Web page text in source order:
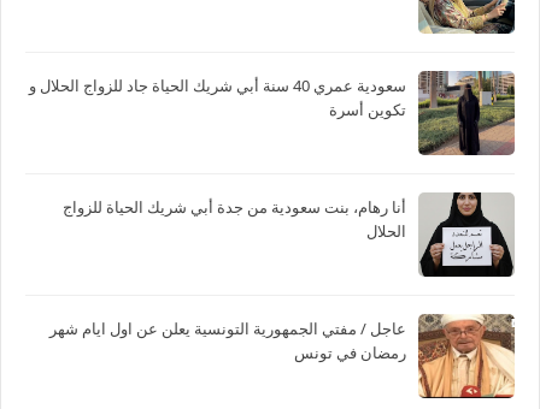
سعودية عمري 40 سنة أبي شريك الحياة جاد للزواج الحلال و
تكوين أسرة
أنا رهام، بنت سعودية من جدة أبي شريك الحياة للزواج
الحلال
عاجل / مفتي الجمهورية التونسية يعلن عن اول ايام شهر
رمضان في تونس